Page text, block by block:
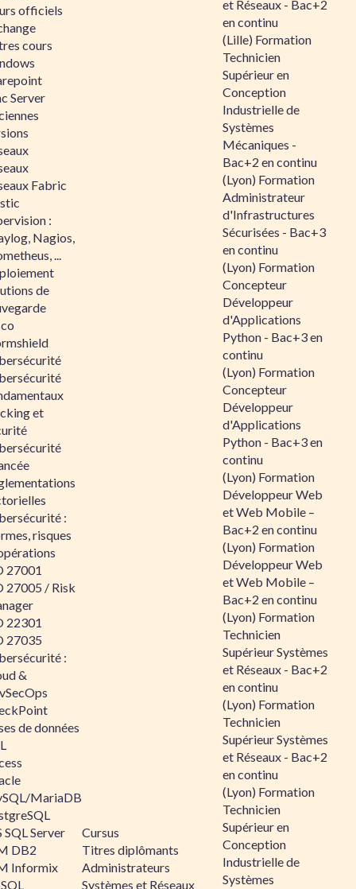
officiels
cours
Server
Fabric
:
Nagios,
...
de
et
:
risques
27001
27005 / Risk
22301
27035
:
&
de données
MariaDB
SQL Server
DB2
Informix
Cursus
Titres diplômants
Administrateurs
Systèmes et Réseaux
et Réseaux - Bac+2
en continu
(Lille) Formation
Technicien
Supérieur en
Conception
Industrielle de
Systèmes
Mécaniques -
Bac+2 en continu
(Lyon) Formation
Administrateur
d'Infrastructures
Sécurisées - Bac+3
en continu
(Lyon) Formation
Concepteur
Développeur
d'Applications
Python - Bac+3 en
continu
(Lyon) Formation
Concepteur
Développeur
d'Applications
Python - Bac+3 en
continu
(Lyon) Formation
Développeur Web
et Web Mobile –
Bac+2 en continu
(Lyon) Formation
Développeur Web
et Web Mobile –
Bac+2 en continu
(Lyon) Formation
Technicien
Supérieur Systèmes
et Réseaux - Bac+2
en continu
(Lyon) Formation
Technicien
Supérieur Systèmes
et Réseaux - Bac+2
en continu
(Lyon) Formation
Technicien
Supérieur en
Conception
Industrielle de
Systèmes